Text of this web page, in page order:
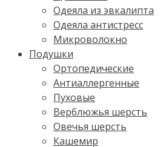
Одеяла из эвкалипта
Одеяла антистресс
Микроволокно
Подушки
Ортопедические
Антиаллергенные
Пуховые
Верблюжья шерсть
Овечья шерсть
Кашемир